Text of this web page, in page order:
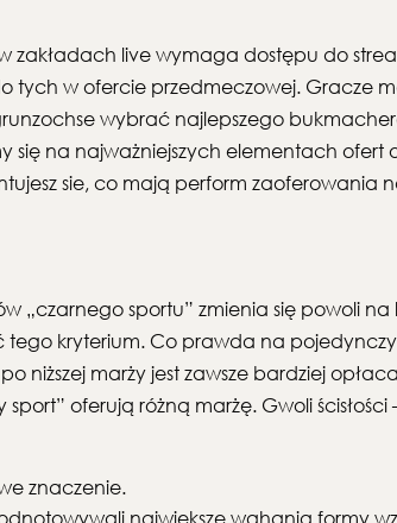
zakładach live wymaga dostępu do
tych w ofercie przedmeczowej. Gracze
wybrać najlepszego
się na najważniejszych elementach
sie, co mają perform zaoferowania
„czarnego sportu” zmienia się powoli na
kryterium. Co prawda na
niższej marży jest zawsze bardziej
oferują różną marżę. Gwoli ścisłości
znaczenie.